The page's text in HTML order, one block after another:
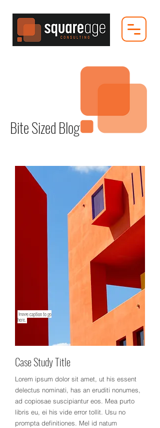
Bite Sized Blog
Image caption to go
here.
Case Study Title
Lorem ipsum dolor sit amet, ut his essent
delectus nominati, has an eruditi nonumes,
ad copiosae suscipiantur eos. Mea purto
libris eu, ei his vide error tollit. Usu no
prompta definitiones. Mel id natum